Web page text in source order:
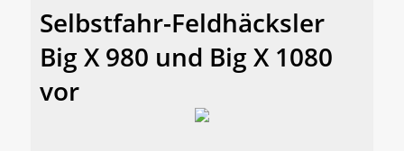
Selbstfahr-Feldhäcksler
Big X 980 und Big X 1080
vor